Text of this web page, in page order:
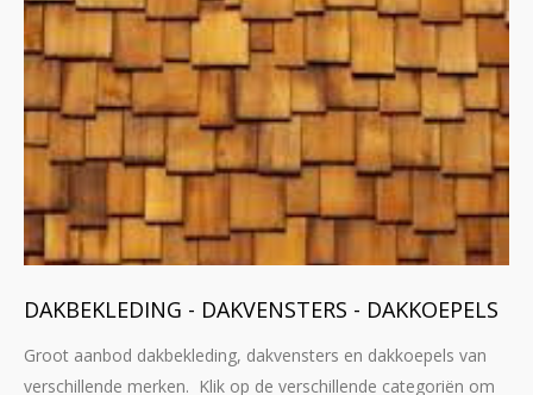
DAKBEKLEDING - DAKVENSTERS - DAKKOEPELS
Groot aanbod dakbekleding, dakvensters en dakkoepels van
verschillende merken. Klik op de verschillende categoriën om